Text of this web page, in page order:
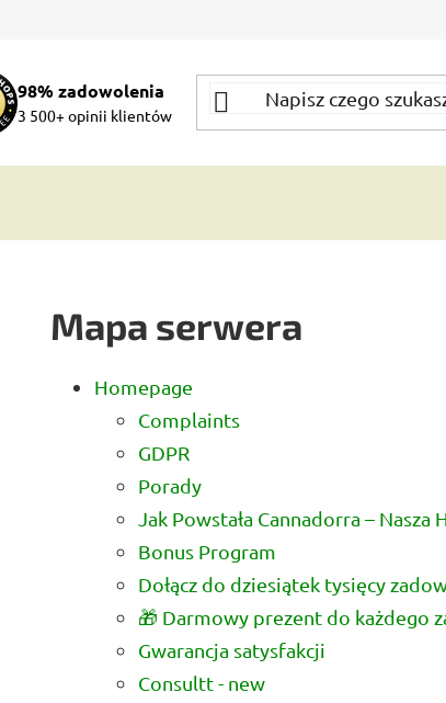
98% zadowolenia
3 500+ opinii klientów
Mapa serwera
Homepage
Complaints
GDPR
Porady
Jak Powstała Cannadorra – Nasza
Bonus Program
Dołącz do dziesiątek tysięcy
🎁 Darmowy prezent do każdego
Gwarancja satysfakcji
Consultt - new